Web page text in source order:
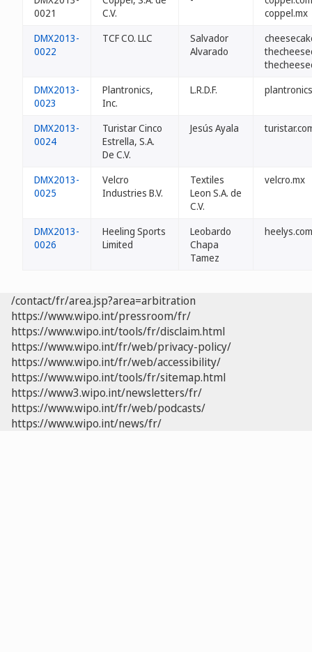
0021
C.V.
coppel.mx
DMX2013-
0022
TCF CO. LLC
Salvador
Alvarado
DMX2013-
0023
Plantronics,
Inc.
L.R.D.F.
DMX2013-
0024
Turistar Cinco
Estrella, S.A.
De C.V.
Jesús Ayala
DMX2013-
0025
Velcro
Industries B.V.
Textiles
Leon S.A. de
C.V.
velcro.mx
DMX2013-
0026
Heeling Sports
Limited
Leobardo
Chapa
Tamez
/contact/fr/area.jsp?area=arbitration
https://www.wipo.int/pressroom/fr/
https://www.wipo.int/tools/fr/disclaim.html
https://www.wipo.int/fr/web/privacy-policy/
https://www.wipo.int/fr/web/accessibility/
https://www.wipo.int/tools/fr/sitemap.html
https://www3.wipo.int/newsletters/fr/
https://www.wipo.int/fr/web/podcasts/
https://www.wipo.int/news/fr/